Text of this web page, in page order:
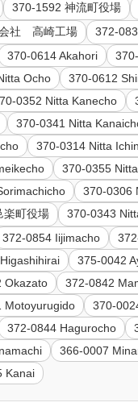
370-1592 神流町役場
社 高崎工場 372-
370-0614 Akahori
Ocho 370-0612
0352 Nitta Kanecho
370-0341 Nitta
370-0314 Nitta
370-0355
370-0306
楽町役場
370-0343
372-0854 Iijimacho
375-0042
Okazato 372-0842
Motoyurugido 370-
372-0844 Hagurocho
366-0007
Kanai